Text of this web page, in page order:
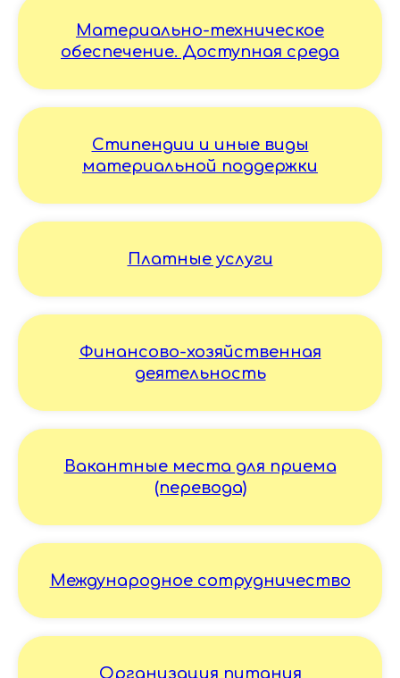
Материально-техническое
обеспечение. Доступная среда
Стипендии и иные виды
материальной поддержки
Платные услуги
Финансово-хозяйственная
деятельность
Вакантные места для приема
(перевода)
Международное сотрудничество
Организация питания